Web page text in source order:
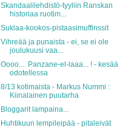
Skandaalilehdistö-tyyliin Ranskan
historiaa ruotim...
Suklaa-kookos-pistaasimuffinssit
Vihreää ja punaista - ei, se ei ole
joulukuusi vaa...
Oooo.... Panzane-el-laaa... ! - kesää
odotellessa
8/13 kotimaista - Markus Nummi :
Kiinalainen puutarha
Bloggarit lampaina...
Huhtikuun lempileipää - pitaleivät